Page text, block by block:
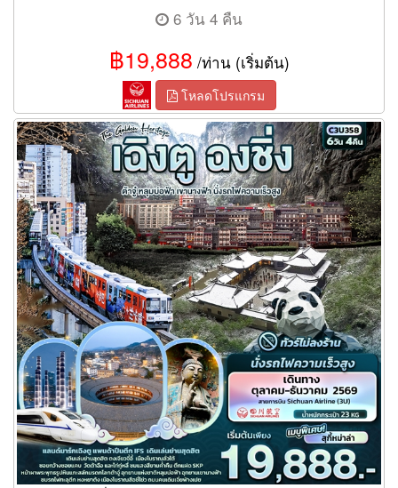
6 วัน 4 คืน
฿19,888 /ท่าน (เริ่มต้น)
โหลดโปรแกรม
ทัวร์เฉิงตู ฉงชิ่ง The Golden Heritage ต้าจู๋ หลุมบ่อฟ้า เขานางฟ้า
นั่งรถไฟความเร็วสูง